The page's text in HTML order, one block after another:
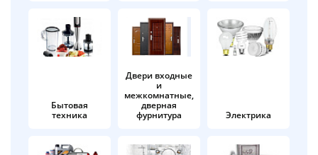
Бытовая
техника
Двери входные
и
межкомнатные,
дверная
фурнитура
Электрика
об оплате Плайтом
раз в 2
недели
Остались вопросы?
8 800 302-02-51
plait.ru